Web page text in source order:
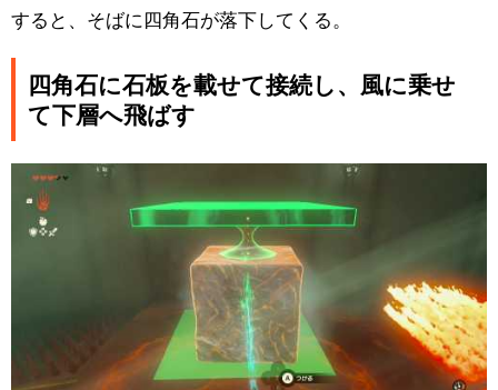
すると、そばに四角石が落下してくる。
四角石に石板を載せて接続し、風に乗せ
て下層へ飛ばす